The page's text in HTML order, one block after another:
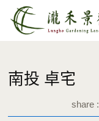
南投 卓宅
share :